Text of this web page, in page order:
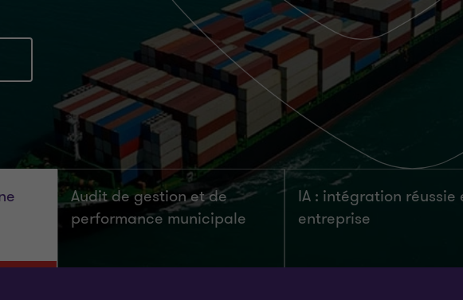
Audit de gestion et de
performance municipale
IA : intégration réussie
entreprise